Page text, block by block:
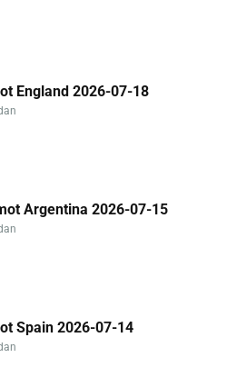
England 2026-07-18
Argentina 2026-07-15
Spain 2026-07-14